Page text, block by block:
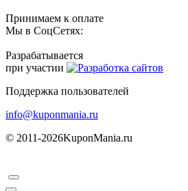
Принимаем к оплате
Мы в СоцСетях:
Разрабатывается
при участии
Поддержка пользователей
info@kuponmania.ru
© 2011-2026KuponMania.ru